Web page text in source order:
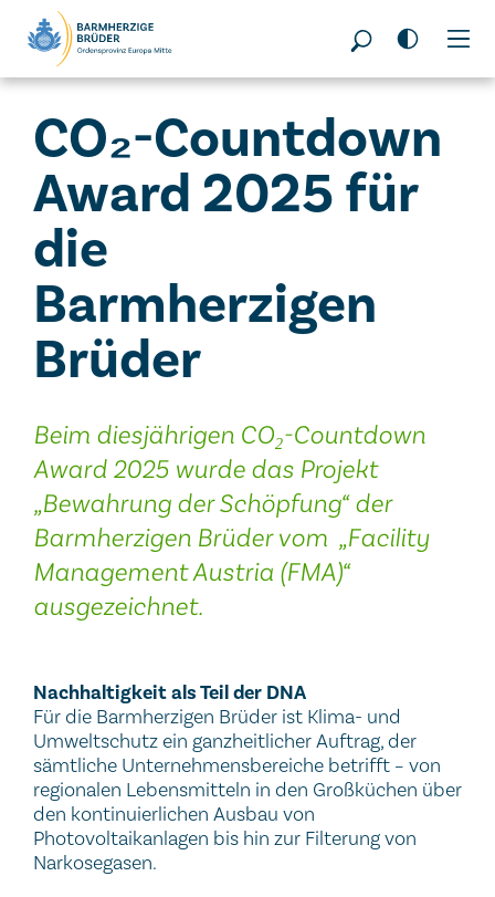
Seitenbereiche:
CO₂-Countdown
Award 2025 für
die
Barmherzigen
Brüder
Beim diesjährigen CO₂-Countdown
Award 2025 wurde das Projekt
„Bewahrung der Schöpfung“ der
Barmherzigen Brüder vom „Facility
Management Austria (FMA)“
ausgezeichnet.
Nachhaltigkeit als Teil der DNA
Für die Barmherzigen Brüder ist Klima- und
Umweltschutz ein ganzheitlicher Auftrag, der
sämtliche Unternehmensbereiche betrifft – von
regionalen Lebensmitteln in den Großküchen über
den kontinuierlichen Ausbau von
Photovoltaikanlagen bis hin zur Filterung von
Narkosegasen.